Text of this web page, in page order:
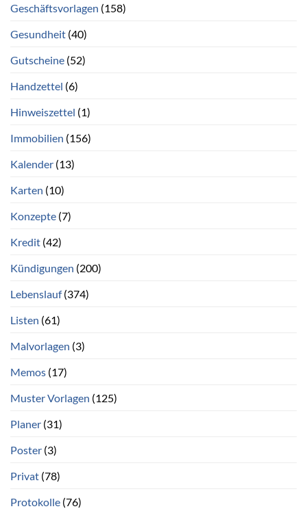
Geschäftsvorlagen (158)
Gesundheit (40)
Gutscheine (52)
Handzettel (6)
Hinweiszettel (1)
Immobilien (156)
Kalender (13)
Karten (10)
Konzepte (7)
Kredit (42)
Kündigungen (200)
Lebenslauf(374)
Listen (61)
Malvorlagen (3)
Memos (17)
Muster Vorlagen (125)
Planer (31)
Poster (3)
Privat (78)
Protokolle (76)